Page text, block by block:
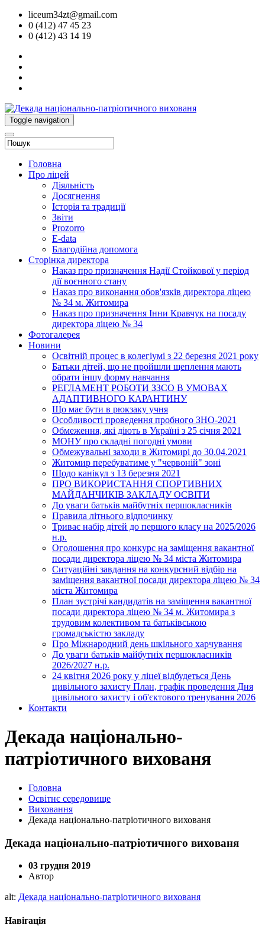
liceum34zt@gmail.com
0 (412) 47 45 23
0 (412) 43 14 19
Toggle navigation
Головна
Про ліцей
Діяльність
Досягнення
Історія та традиції
Звіти
Prozorro
E-data
Благодійна допомога
Сторінка директора
Наказ про призначення Надії Стойкової у період
дії воєнного стану
Наказ про виконання обов'язків директора ліцею
№ 34 м. Житомира
Наказ про призначення Інни Кравчук на посаду
директора ліцею № 34
Фотогалерея
Новини
Освітній процес в колегіумі з 22 березня 2021 року
Батьки дітей, що не пройшли щеплення мають
обрати іншу форму навчання
РЕГЛАМЕНТ РОБОТИ ЗЗСО В УМОВАХ
АДАПТИВНОГО КАРАНТИНУ
Що має бути в рюкзаку учня
Особливості проведення пробного ЗНО-2021
Обмеження, які діють в Україні з 25 січня 2021
МОНУ про складні погодні умови
Обмежувальні заходи в Житомирі до 30.04.2021
Житомир перебуватиме у "червоній" зоні
Щодо канікул з 13 березня 2021
ПРО ВИКОРИСТАННЯ СПОРТИВНИХ
МАЙДАНЧИКІВ ЗАКЛАДУ ОСВІТИ
До уваги батьків майбутніх першокласників
Правила літнього відпочинку
Триває набір дітей до першого класу на 2025/2026
н.р.
Оголошення про конкурс на заміщення вакантної
посади директора ліцею № 34 міста Житомира
Ситуаційні завдання на конкурсний відбір на
заміщення вакантної посади директора ліцею № 34
міста Житомира
План зустрічі кандидатів на заміщення вакантної
посади директора ліцею № 34 м. Житомира з
трудовим колективом та батьківською
громадськістю закладу
Про Міжнародний день шкільного харчування
До уваги батьків майбутніх першокласників
2026/2027 н.р.
24 квітня 2026 року у ліцеї відбудеться День
цивільного захисту План, графік проведення Дня
цивільного захисту і об'єктового тренування 2026
Контакти
Декада національно-
патріотичного вихованя
Головна
Освітнє середовище
Виховання
Декада національно-патріотичного вихованя
Декада національно-патріотичного вихованя
03 грудня 2019
Автор
alt: Декада національно-патріотичного вихованя
Навігація